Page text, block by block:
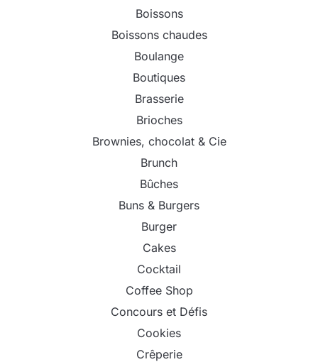
Boissons
Boissons chaudes
Boulange
Boutiques
Brasserie
Brioches
Brownies, chocolat & Cie
Brunch
Bûches
Buns & Burgers
Burger
Cakes
Cocktail
Coffee Shop
Concours et Défis
Cookies
Crêperie